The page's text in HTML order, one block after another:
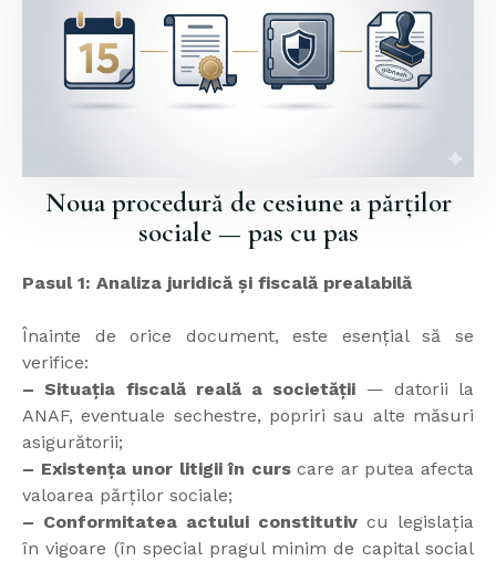
Noua procedură de cesiune a părților
sociale — pas cu pas
Pasul 1: Analiza juridică și fiscală prealabilă
Înainte de orice document, este esențial să se
verifice:
– Situația fiscală reală a societății — datorii la
ANAF, eventuale sechestre, popriri sau alte măsuri
asigurătorii;
– Existența unor litigii în curscare ar putea afecta
valoarea părților sociale;
– Conformitatea actului constitutiv cu legislația
în vigoare (în special pragul minim de capital social